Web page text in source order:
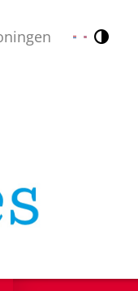
Nederlands
English